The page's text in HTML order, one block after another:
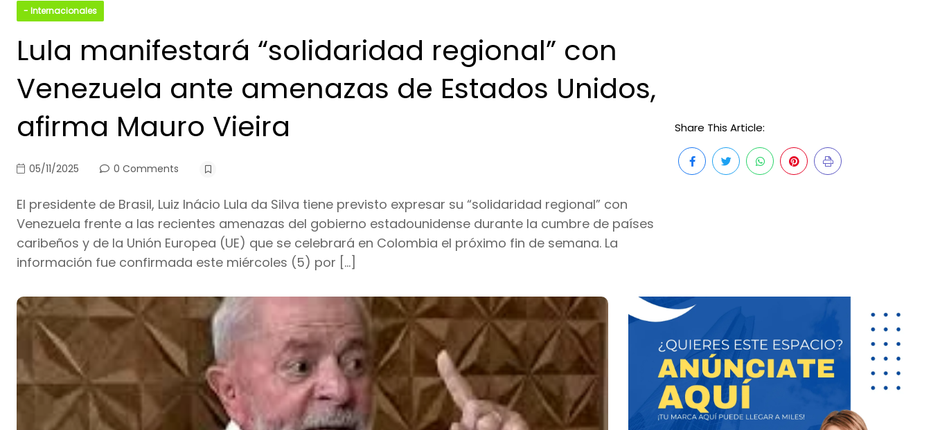
- Internacionales
Lula manifestará “solidaridad regional” con
Venezuela ante amenazas de Estados Unidos,
afirma Mauro Vieira
05/11/2025 0 Comments
El presidente de Brasil, Luiz Inácio Lula da Silva tiene previsto expresar su “solidaridad regional” con
Venezuela frente a las recientes amenazas del gobierno estadounidense durante la cumbre de países
caribeños y de la Unión Europea (UE) que se celebrará en Colombia el próximo fin de semana. La
información fue confirmada este miércoles (5) por […]
Share This Article: